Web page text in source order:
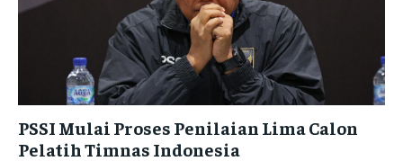
PSSI Mulai Proses Penilaian Lima Calon
Pelatih Timnas Indonesia